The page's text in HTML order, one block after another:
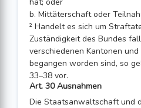
b. Mittäterschaft oder
² Handelt es sich um
Zuständigkeit des Bundes
verschiedenen Kantonen
begangen worden sind, so
33–38 vor.
Art. 30 Ausnahmen
Die Staatsanwaltschaft und